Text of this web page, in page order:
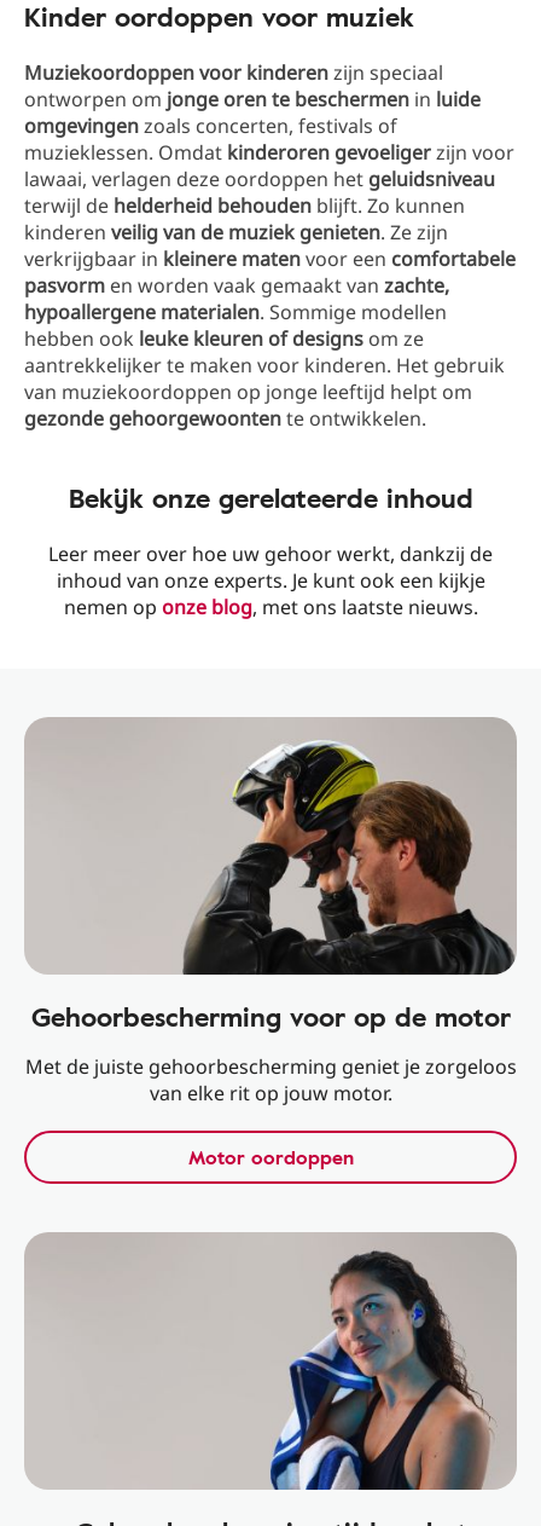
Kinder oordoppen voor muziek
Muziekoordoppen voor kinderenzijn speciaal
ontworpen om jonge oren te beschermen in luide
omgevingenzoals concerten, festivals of
muzieklessen. Omdat kinderoren gevoeligerzijn voor
lawaai, verlagen deze oordoppen het geluidsniveau
terwijl de helderheid behouden blijft. Zo kunnen
kinderen veilig van de muziek genieten. Ze zijn
verkrijgbaar in kleinere matenvoor een comfortabele
pasvorm en worden vaak gemaakt van zachte,
hypoallergene materialen. Sommige modellen
hebben ook leuke kleuren of designs om ze
aantrekkelijker te maken voor kinderen. Het gebruik
van muziekoordoppen op jonge leeftijd helpt om
gezonde gehoorgewoontente ontwikkelen.
Bekijk onze gerelateerde inhoud
Leer meer over hoe uw gehoor werkt, dankzij de
inhoud van onze experts. Je kunt ook een kijkje
nemen op onze blog, met ons laatste nieuws.
Gehoorbescherming voor op de motor
Met de juiste gehoorbescherming geniet je zorgeloos
van elke rit op jouw motor.
Motor oordoppen